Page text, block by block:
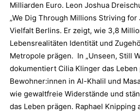
Milliarden Euro. Leon Joshua
„We Dig Through Millions Striving for
Vielfalt Berlins. Er zeigt, wie 3,8
Lebensrealitäten Identität und
Metropole prägen. In „Unseen, Still
dokumentiert Cilia Klinger das
Bewohner:innen in Al-Khalil und
wie gewaltfreie Widerstände und
das Leben prägen. Raphael Knipping